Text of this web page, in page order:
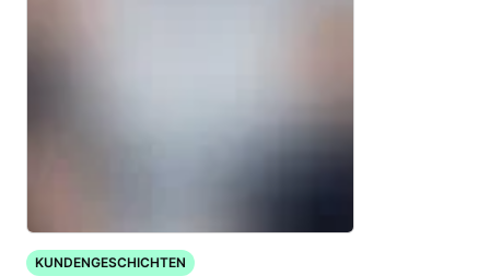
KUNDENGESCHICHTEN